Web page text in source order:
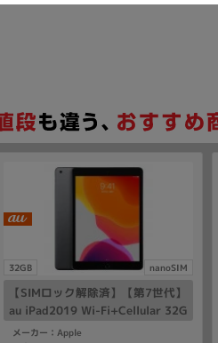
32GB nanoSIM
【SIMロック解除済】【第7世代】
au iPad2019 Wi-Fi+Cellular 32G
B スペースグレイ MW6A2J/A A2
メーカー：Apple